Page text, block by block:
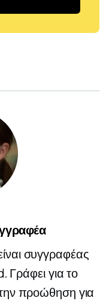
συγγραφέας
Γράφει για το
την προώθηση για